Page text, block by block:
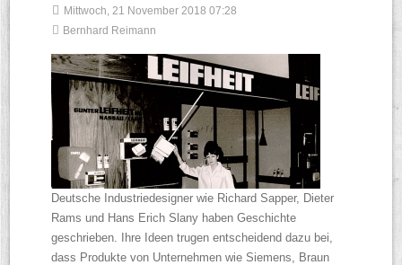
Mittwoch, 21 November 2018 07:28
Bernhard Reimann
Deutsche Industriedesigner wie Richard Sapper, Dieter
Rams und Hans Erich Slany haben Geschichte
geschrieben. Ihre Ideen trugen entscheidend dazu bei,
dass Produkte von Unternehmen wie Siemens, Braun